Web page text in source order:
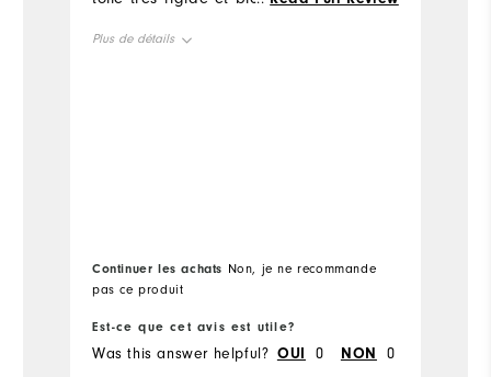
Plus de détails
Continuer les achats Non, je ne recommande
pas ce produit
Est-ce que cet avis est utile?
Was this answer helpful? OUI 0 NON 0